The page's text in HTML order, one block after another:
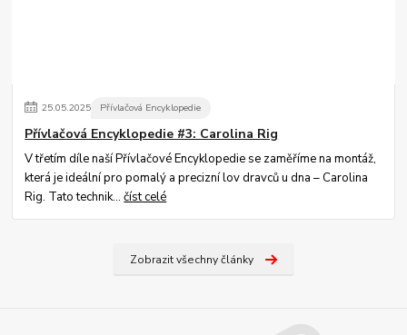
25.05.2025 Přívlačová Encyklopedie
Přívlačová Encyklopedie #3: Carolina Rig
V třetím díle naší Přívlačové Encyklopedie se zaměříme na montáž,
která je ideální pro pomalý a precizní lov dravců u dna – Carolina
Rig. Tato technik...číst celé
Zobrazit všechny články